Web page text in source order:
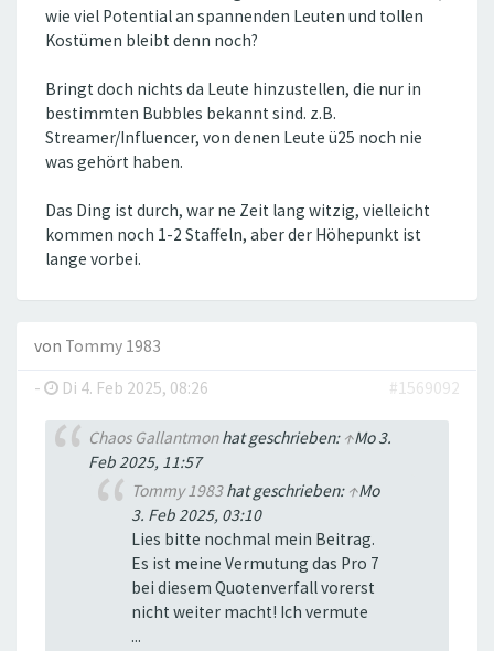
wie viel Potential an spannenden Leuten und tollen
Kostümen bleibt denn noch?
Bringt doch nichts da Leute hinzustellen, die nur in
bestimmten Bubbles bekannt sind. z.B.
Streamer/Influencer, von denen Leute ü25 noch nie
was gehört haben.
Das Ding ist durch, war ne Zeit lang witzig, vielleicht
kommen noch 1-2 Staffeln, aber der Höhepunkt ist
lange vorbei.
von Tommy 1983
-
Di 4. Feb 2025, 08:26 #1569092
Chaos Gallantmonhat geschrieben: ↑Mo 3.
Feb 2025, 11:57
Tommy 1983hat geschrieben: ↑Mo
3. Feb 2025, 03:10
Lies bitte nochmal mein Beitrag.
Es ist meine Vermutung das Pro 7
bei diesem Quotenverfall vorerst
nicht weiter macht! Ich vermute
...